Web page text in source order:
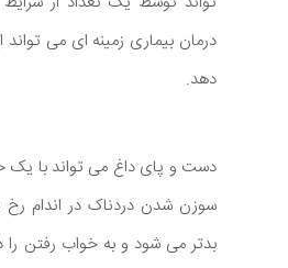
درمان بیماری زمینه ای می
دهد.
دست و پای داغ می تواند با
سوزن شدن دردناک در اندام
بدتر می شود و به خواب رفتن را